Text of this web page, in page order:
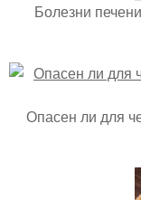
Болезни
Опасен ли для